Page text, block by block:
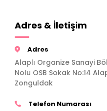
Adres & İletişim
Adres
Alaplı Organize Sanayi
Nolu OSB Sokak No:14
Zonguldak
Telefon Numarası